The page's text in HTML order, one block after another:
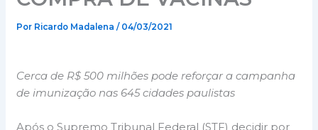
Por Ricardo Madalena/ 04/03/2021
Cerca de R$ 500 milhões pode reforçar a campanha
de imunização nas 645 cidades paulistas
Após o Supremo Tribunal Federal (STF) decidir por